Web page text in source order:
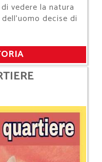
vedere la natura
decise di